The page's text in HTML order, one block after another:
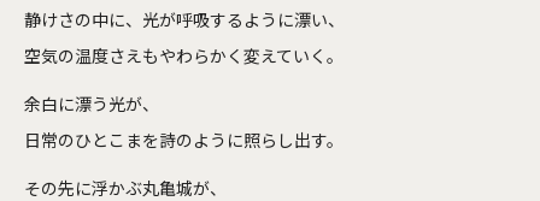
静けさの中に、光が呼吸するように漂い、
空気の温度さえもやわらかく変えていく。
余白に漂う光が、
日常のひとこまを詩のように照らし出す。
その先に浮かぶ丸亀城が、